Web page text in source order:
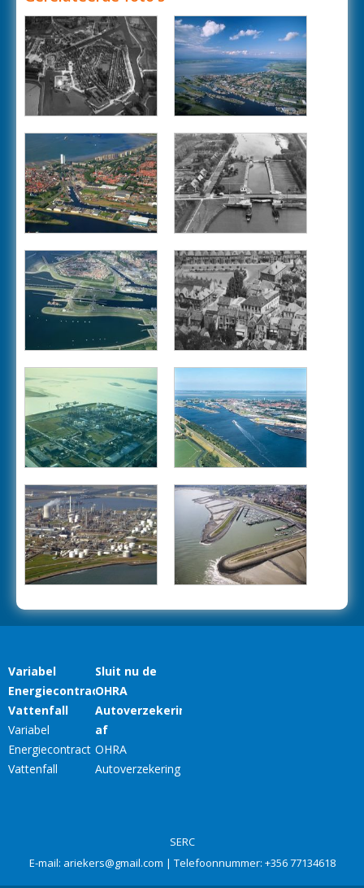
SERC
E-mail: ariekers@gmail.com | Telefoonnummer: +356 77134618